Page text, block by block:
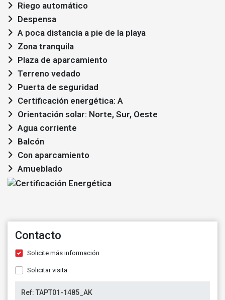
Riego automático
Despensa
A poca distancia a pie de la playa
Zona tranquila
Plaza de aparcamiento
Terreno vedado
Puerta de seguridad
Certificación energética: A
Orientación solar: Norte, Sur, Oeste
Agua corriente
Balcón
Con aparcamiento
Amueblado
Contacto
Solicite más información
Solicitar visita